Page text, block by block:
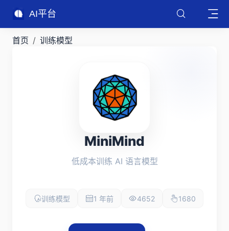
AI平台
首页 训练模型
MiniMind
低成本训练 AI 语言模型
训练模型 1 年前 4652 1680